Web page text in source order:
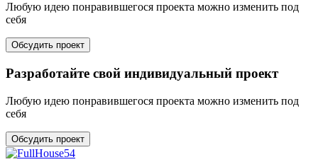
Любую идею понравившегося проекта можно изменить под
себя
Обсудить проект
Разработайте свой индивидуальный проект
Любую идею понравившегося проекта можно изменить под
себя
Обсудить проект